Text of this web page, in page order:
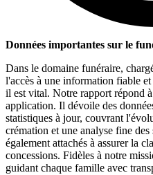
Données importantes sur le
Dans le domaine funéraire,
l'accès à une information fiable
il est vital. Notre rapport répond
application. Il dévoile des
statistiques à jour, couvrant
crémation et une analyse fine
également attachés à assurer la
concessions. Fidèles à notre
guidant chaque famille avec